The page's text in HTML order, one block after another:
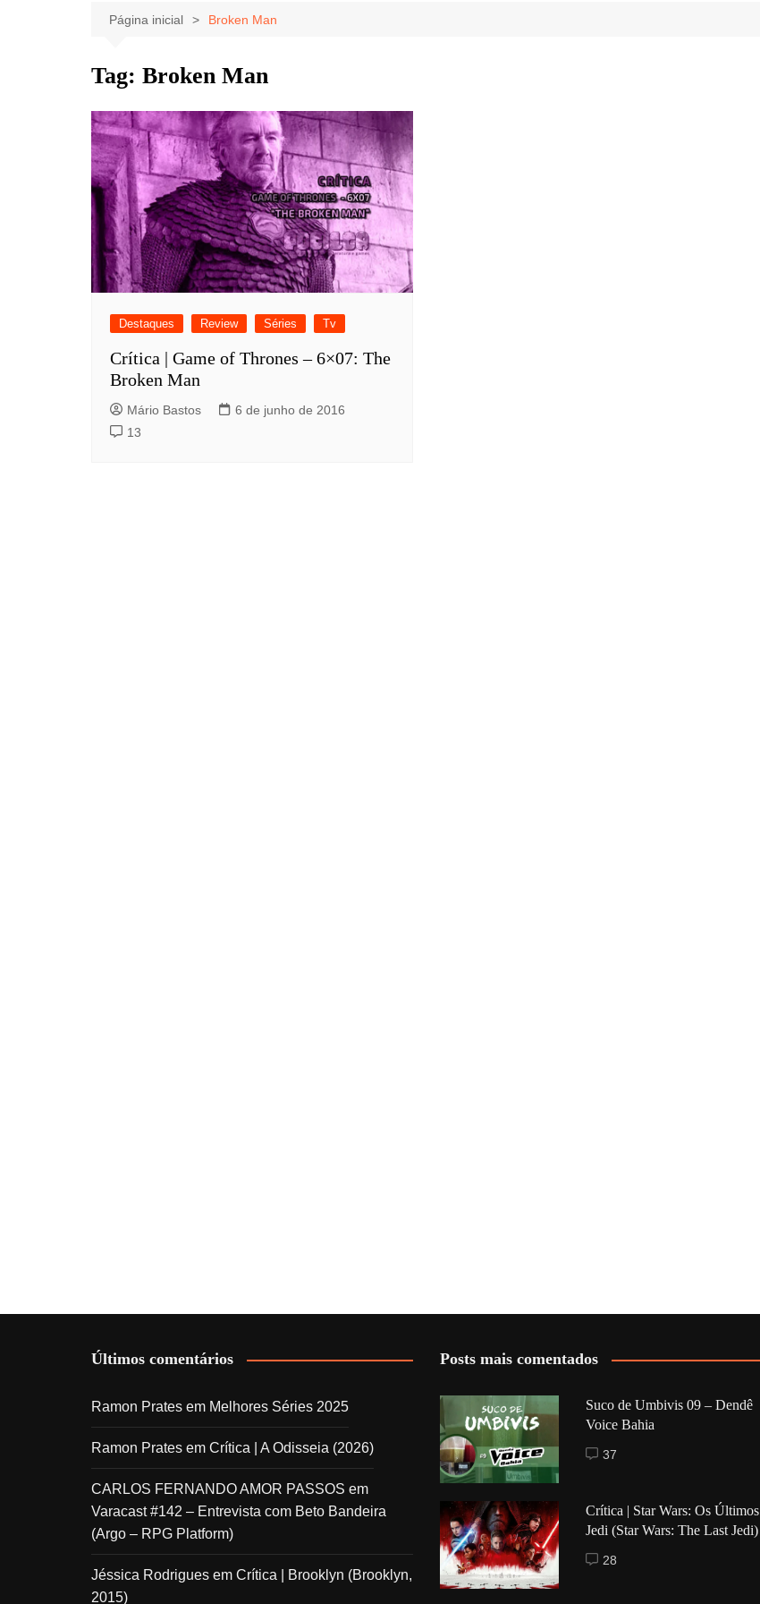
Celebridades
Música
Notícias
Clássicos
Página inicial Broken Man
Tag: Broken Man
Destaques Review Séries Tv
Crítica | Game of Thrones – 6×07: The
Broken Man
Mário Bastos
6 de junho de 2016
13
Últimos comentários
Ramon Prates em Melhores Séries 2025
Ramon Prates em Crítica | A Odisseia (2026)
CARLOS FERNANDO AMOR PASSOS em
Varacast #142 – Entrevista com Beto Bandeira
(Argo – RPG Platform)
Jéssica Rodrigues em Crítica | Brooklyn (Brooklyn,
2015)
Posts mais comentados
Suco de Umbivis 09 – Dendê
Voice Bahia
37
Crítica | Star Wars: Os Últimos
Jedi (Star Wars: The Last Jedi)
28